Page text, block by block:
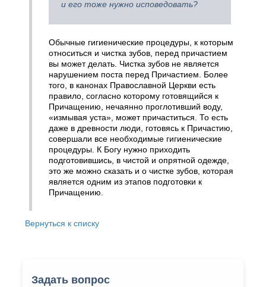
и его тоже нужно исповедовать?
Обычные гигиенические процедуры, к которым
относиться и чистка зубов, перед причастием
вы может делать. Чистка зубов не является
нарушением поста перед Причастием. Более
того, в канонах Православной Церкви есть
правило, согласно которому готовящийся к
Причащению, нечаянно проглотивший воду,
«измывая уста», может причаститься. То есть
даже в древности люди, готовясь к Причастию,
совершали все необходимые гигиенические
процедуры. К Богу нужно приходить
подготовившись, в чистой и опрятной одежде,
это же можно сказать и о чистке зубов, которая
является одним из этапов подготовки к
Причащению.
Вернуться к списку
Задать вопрос